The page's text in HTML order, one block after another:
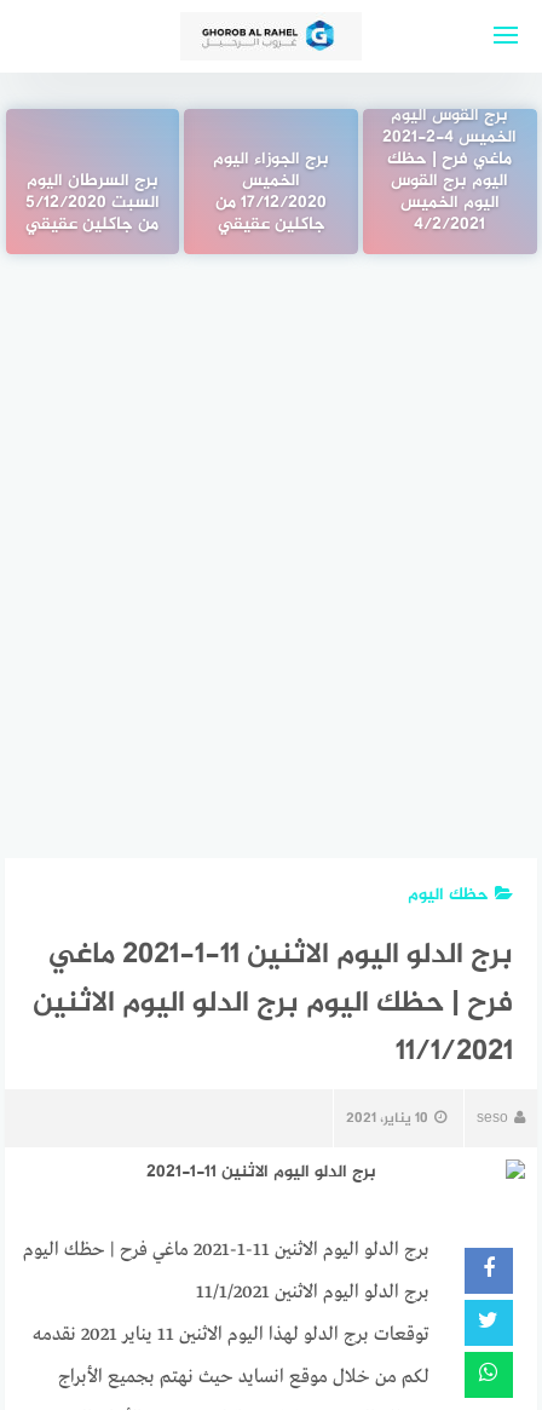
برج القوس اليوم
الخميس 4-2-2021
ماغي فرح | حظك
اليوم برج القوس
اليوم الخميس
4/2/2021
برج الجوزاء اليوم
الخميس
17/12/2020 من
جاكلين عقيقي
برج السرطان اليوم
السبت 5/12/2020
من جاكلين عقيقي
حظك اليوم
برج الدلو اليوم الاثنين 11-1-2021 ماغي
فرح | حظك اليوم برج الدلو اليوم الاثنين
11/1/2021
seso 10 يناير، 2021
برج الدلو اليوم الاثنين 11-1-2021 ماغي فرح | حظك اليوم
برج الدلو اليوم الاثنين 11/1/2021
توقعات برج الدلو لهذا اليوم الاثنين 11 يناير 2021 نقدمه
لكم من خلال موقع انسايد حيث نهتم بجميع الأبراج